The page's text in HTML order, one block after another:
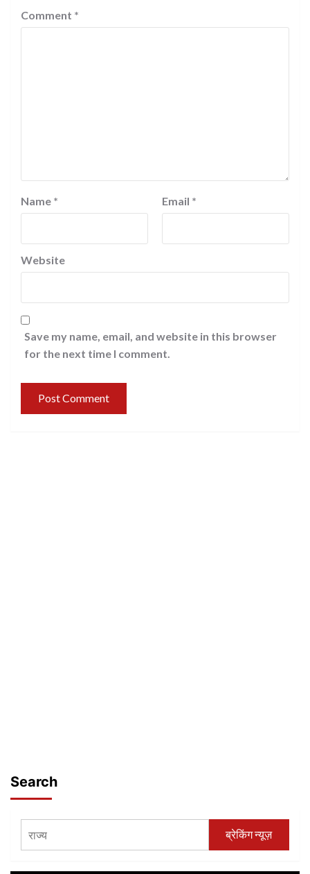
Comment *
Name * Email *
Website
Save my name, email, and website in this browser
for the next time I comment.
Search
ब्रेकिंग न्यूज़